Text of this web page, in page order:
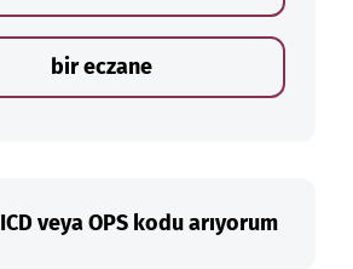
bir eczane
ICD veya OPS kodu arıyorum